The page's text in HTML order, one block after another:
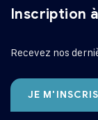
Inscription
Recevez nos
JE M'INSCRIS